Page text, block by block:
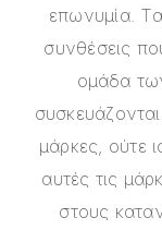
επωνυμία.
συνθέσεις
ομάδα
μάρκες, ούτε
αυτές τις
στους